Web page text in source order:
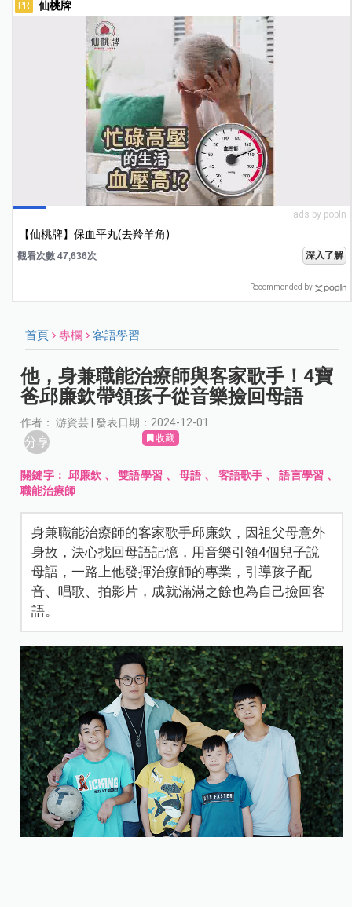
PR 仙桃牌
ads by popIn
【仙桃牌】保血平丸(去羚羊角)
觀看次數 47,650次 深入了解
Recommended by
首頁 專欄 客語學習
他，身兼職能治療師與客家歌手！4寶
爸邱廉欽帶領孩子從音樂撿回母語
作者： 游資芸 | 發表日期：2024-12-01
分享 收藏
關鍵字： 邱廉欽 、雙語學習 、母語 、 客語歌手 、語言學習 、
職能治療師
身兼職能治療師的客家歌手邱廉欽，因祖父母意外
身故，決心找回母語記憶，用音樂引領4個兒子說
母語，一路上他發揮治療師的專業，引導孩子配
音、唱歌、拍影片，成就滿滿之餘也為自己撿回客
語。